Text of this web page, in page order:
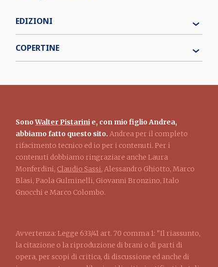
EDIZIONI
COPERTINE
SonoWalter Pistarini e, con mio figlio Andrea,
abbiamo fatto questo sito. Andrea per il completo
rifacimento tecnico ed io per i contenuti. Per i
contenuti dobbiamo ringraziare anche Laura
Monferdini, Claudio Sassi, Alessandro Ghiotto, Marco
Blasi, Paola Gulminelli, Giovanni Bronzino, Italo
Gnocchi e Marco Colombo.
Avvertenza: Legge 633/41 art. 70 comma 1: "Il riassunto,
la citazione o la riproduzione di brani o di parti di
opera, per scopi di critica, di discussione ed anche di